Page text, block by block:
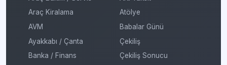
Araç Kiralama
AVM
Ayakkabı / Çanta
Banka / Finans
Atölye
Babalar Günü
Çekiliş
Çekiliş Sonucu